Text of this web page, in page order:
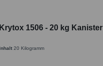
Krytox 1506 - 20 kg Kanister
Inhalt20 Kilogramm